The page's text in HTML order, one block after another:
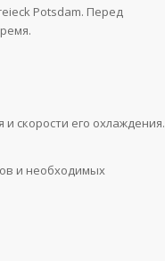
Potsdam. Перед
скорости его охлаждения.
и необходимых